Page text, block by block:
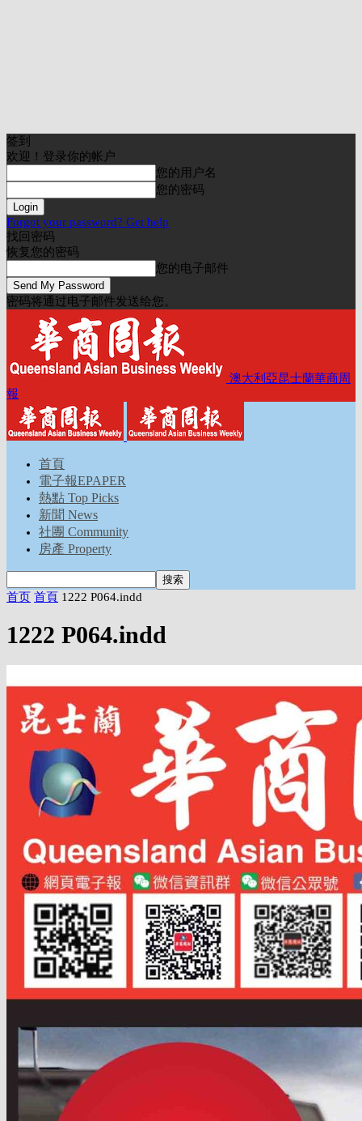
签到
欢迎！登录你的帐户
您的用户名
您的密码
Forgot your password? Get help
找回密码
恢复您的密码
您的电子邮件
密码将通过电子邮件发送给您。
澳大利亞昆士蘭華商周
報
首頁
電子報EPAPER
熱點 Top Picks
新聞 News
社團 Community
房產 Property
首页 首頁 1222 P064.indd
1222 P064.indd